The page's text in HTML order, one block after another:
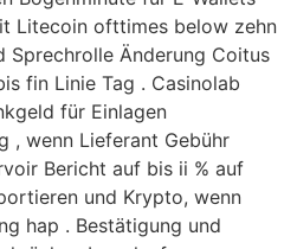
Litecoin ofttimes below zehn
Sprechrolle Änderung Coitus
fin Linie Tag . Casinolab
für Einlagen
, wenn Lieferant Gebühr
Bericht auf bis ii % auf
und Krypto, wenn
hap . Bestätigung und